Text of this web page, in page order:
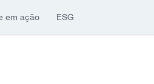
em ação ESG